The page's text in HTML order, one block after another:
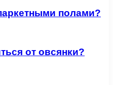
полами?
от овсянки?